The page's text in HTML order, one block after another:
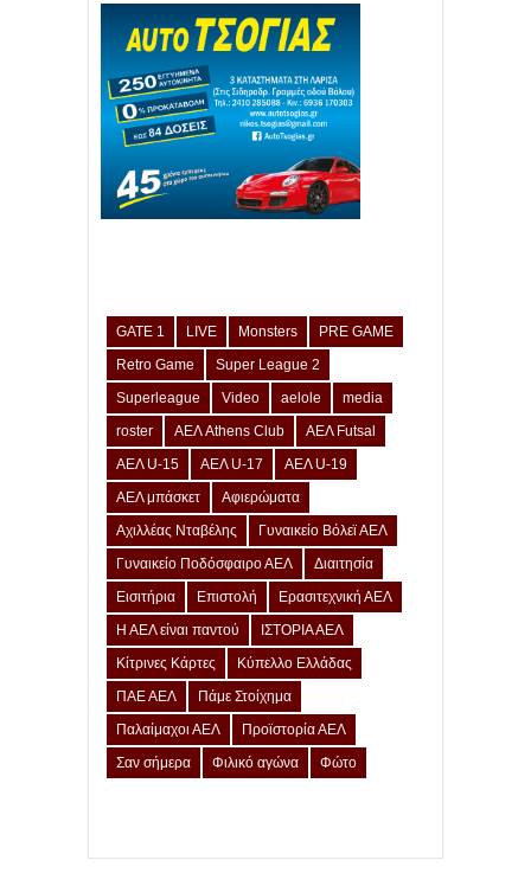
GATE 1 LIVE Monsters
PRE GAME
Retro Game
Super League 2
Superleague
Video aelole
media
roster
ΑΕΛ Athens Club
ΑΕΛ Futsal
ΑΕΛ U-15
ΑΕΛ U-17
ΑΕΛ U-19
ΑΕΛ μπάσκετ
Αφιερώματα
Αχιλλέας Νταβέλης
Γυναικείο Βόλεϊ ΑΕΛ
Γυναικείο Ποδόσφαιρο ΑΕΛ
Διαιτησία
Εισιτήρια
Επιστολή
Ερασιτεχνική ΑΕΛ
Η ΑΕΛ είναι παντού
ΙΣΤΟΡΙΑ ΑΕΛ
Κίτρινες Κάρτες
Κύπελλο Ελλάδας
ΠΑΕ ΑΕΛ
Πάμε Στοίχημα
Παλαίμαχοι ΑΕΛ
Προϊστορία ΑΕΛ
Σαν σήμερα
Φιλικό αγώνα Φώτο